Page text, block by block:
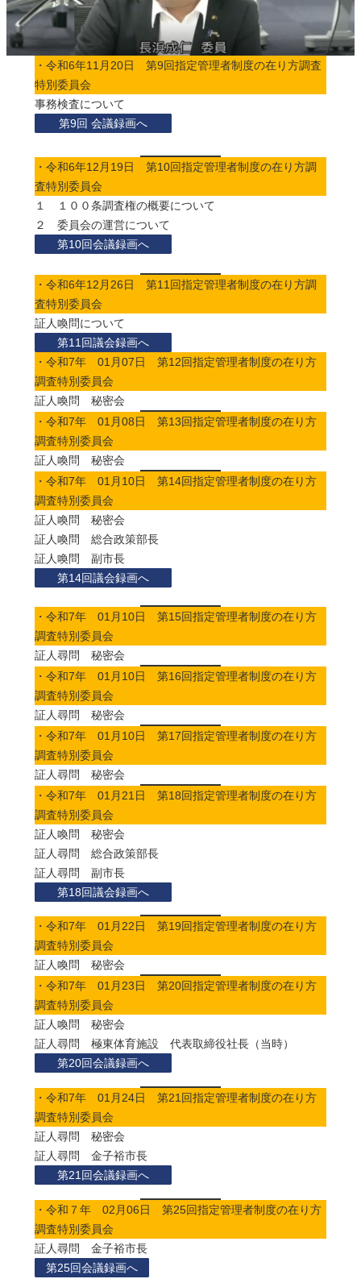
・令和6年11月20日 第9回指定管理者制度の在り方調査
特別委員会
事務検査について
第9回 会議録画へ
・令和6年12月19日 第10回指定管理者制度の在り方調
査特別委員会
１ １００条調査権の概要について
２ 委員会の運営について
第10回会議録画へ
・令和6年12月26日 第11回指定管理者制度の在り方調
査特別委員会
証人喚問について
第11回議会録画へ
・令和7年 01月07日 第12回指定管理者制度の在り方
調査特別委員会
証人喚問 秘密会
・令和7年 01月08日 第13回指定管理者制度の在り方
調査特別委員会
証人喚問 秘密会
・令和7年 01月10日 第14回指定管理者制度の在り方
調査特別委員会
証人喚問 秘密会
証人喚問 総合政策部長
証人喚問 副市長
第14回議会録画へ
・令和7年 01月10日 第15回指定管理者制度の在り方
調査特別委員会
証人尋問 秘密会
・令和7年 01月10日 第16回指定管理者制度の在り方
調査特別委員会
証人尋問 秘密会
・令和7年 01月10日 第17回指定管理者制度の在り方
調査特別委員会
証人尋問 秘密会
・令和7年 01月21日 第18回指定管理者制度の在り方
調査特別委員会
証人喚問 秘密会
証人尋問 総合政策部長
証人尋問 副市長
第18回議会録画へ
・令和7年 01月22日 第19回指定管理者制度の在り方
調査特別委員会
証人喚問 秘密会
・令和7年 01月23日 第20回指定管理者制度の在り方
調査特別委員会
証人喚問 秘密会
証人尋問 極東体育施設 代表取締役社長（当時）
第20回会議録画へ
・令和7年 01月24日 第21回指定管理者制度の在り方
調査特別委員会
証人尋問 秘密会
証人尋問 金子裕市長
第21回会議録画へ
・令和７年 02月06日 第25回指定管理者制度の在り方
調査特別委員会
証人尋問 金子裕市長
第25回会議録画へ